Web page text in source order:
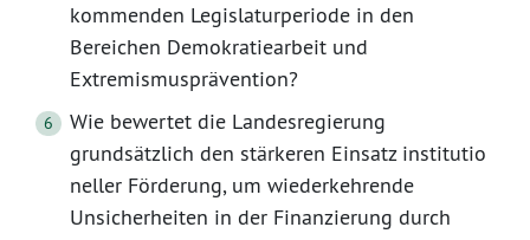
kommenden Legislaturperiode in den
Bereichen Demokratiearbeit und
Extremismusprävention?
Wie bewertet die Landesregierung
grundsätzlich den stärkeren Einsatz institutio
neller Förderung, um wiederkehrende
Unsicherheiten in der Finanzierung durch